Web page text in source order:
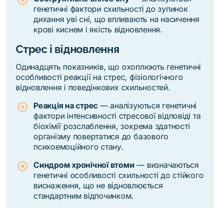
генетичні фактори схильності до зупинок
дихання уві сні, що впливають на насичення
крові киснем і якість відновлення.
Стрес і відновлення
Одинадцять показників, що охоплюють генетичні
особливості реакції на стрес, фізіологічного
відновлення і поведінкових схильностей.
Реакція на стрес —аналізуються генетичні
фактори інтенсивності стресової відповіді та
біохімії розслаблення, зокрема здатності
організму повертатися до базового
психоемоційного стану.
Синдром хронічної втоми — визначаються
генетичні особливості схильності до стійкого
виснаження, що не відновлюється
стандартним відпочинком.